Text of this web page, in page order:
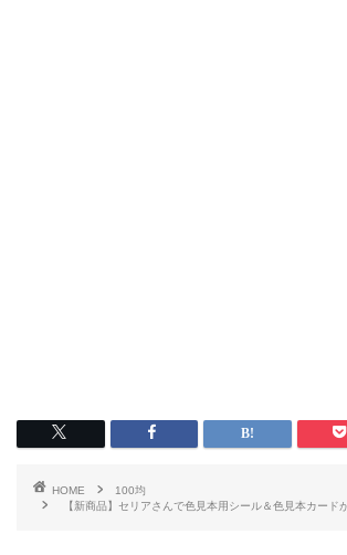
HOME
100均
【新商品】セリアさんで色見本用シール＆色見本カード